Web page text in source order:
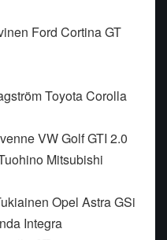
Ford Cortina GT
Toyota Corolla
VW Golf GTI 2.0
Mitsubishi
Opel Astra GSi
Integra